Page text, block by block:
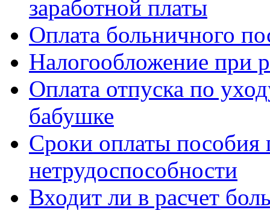
заработной платы
Оплата больничного
Налогообложение при
Оплата отпуска по
бабушке
Сроки оплаты пособия
нетрудоспособности
Входит ли в расчет